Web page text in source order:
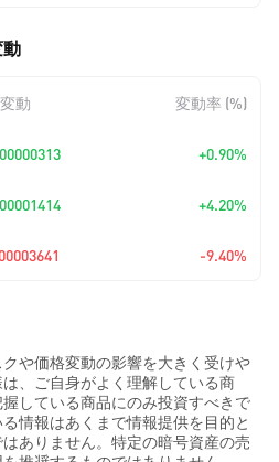
動 変動率 (%)
+0.90%
+4.20%
-9.40%
や価格変動の影響を大きく受けや
、ご自身がよく理解している商
している商品にのみ投資すべきで
情報はあくまで情報提供を目的と
ありません。特定の暗号資産の売